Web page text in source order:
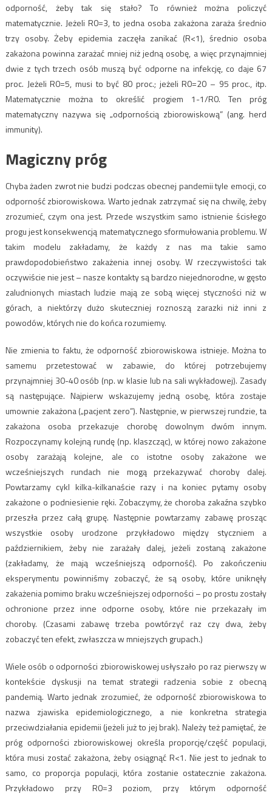
odporność, żeby tak się stało? To również można policzyć
matematycznie. Jeżeli R0=3, to jedna osoba zakażona zaraża średnio
trzy osoby. Żeby epidemia zaczęła zanikać (R<1), średnio osoba
zakażona powinna zarażać mniej niż jedną osobę, a więc przynajmniej
dwie z tych trzech osób muszą być odporne na infekcję, co daje 67
proc. Jeżeli R0=5, musi to być 80 proc.; jeżeli R0=20 – 95 proc., itp.
Matematycznie można to określić progiem 1-1/R0. Ten próg
matematyczny nazywa się „odpornością zbiorowiskową” (ang. herd
immunity).
Magiczny próg
Chyba żaden zwrot nie budzi podczas obecnej pandemii tyle emocji, co
odporność zbiorowiskowa. Warto jednak zatrzymać się na chwilę, żeby
zrozumieć, czym ona jest. Przede wszystkim samo istnienie ścisłego
progu jest konsekwencją matematycznego sformułowania problemu. W
takim modelu zakładamy, że każdy z nas ma takie samo
prawdopodobieństwo zakażenia innej osoby. W rzeczywistości tak
oczywiście nie jest – nasze kontakty są bardzo niejednorodne, w gęsto
zaludnionych miastach ludzie mają ze sobą więcej styczności niż w
górach, a niektórzy dużo skuteczniej roznoszą zarazki niż inni z
powodów, których nie do końca rozumiemy.
Nie zmienia to faktu, że odporność zbiorowiskowa istnieje. Można to
samemu przetestować w zabawie, do której potrzebujemy
przynajmniej 30-40 osób (np. w klasie lub na sali wykładowej). Zasady
są następujące. Najpierw wskazujemy jedną osobę, która zostaje
umownie zakażona („pacjent zero”). Następnie, w pierwszej rundzie, ta
zakażona osoba przekazuje chorobę dowolnym dwóm innym.
Rozpoczynamy kolejną rundę (np. klaszcząc), w której nowo zakażone
osoby zarażają kolejne, ale co istotne osoby zakażone we
wcześniejszych rundach nie mogą przekazywać choroby dalej.
Powtarzamy cykl kilka-kilkanaście razy i na koniec pytamy osoby
zakażone o podniesienie ręki. Zobaczymy, że choroba zakaźna szybko
przeszła przez całą grupę. Następnie powtarzamy zabawę prosząc
wszystkie osoby urodzone przykładowo między styczniem a
październikiem, żeby nie zarażały dalej, jeżeli zostaną zakażone
(zakładamy, że mają wcześniejszą odporność). Po zakończeniu
eksperymentu powinniśmy zobaczyć, że są osoby, które uniknęły
zakażenia pomimo braku wcześniejszej odporności – po prostu zostały
ochronione przez inne odporne osoby, które nie przekazały im
choroby. (Czasami zabawę trzeba powtórzyć raz czy dwa, żeby
zobaczyć ten efekt, zwłaszcza w mniejszych grupach.)
Wiele osób o odporności zbiorowiskowej usłyszało po raz pierwszy w
kontekście dyskusji na temat strategii radzenia sobie z obecną
pandemią. Warto jednak zrozumieć, że odporność zbiorowiskowa to
nazwa zjawiska epidemiologicznego, a nie konkretna strategia
przeciwdziałania epidemii (jeżeli już to jej brak). Należy też pamiętać, że
próg odporności zbiorowiskowej określa proporcję/część populacji,
która musi zostać zakażona, żeby osiągnąć R<1. Nie jest to jednak to
samo, co proporcja populacji, która zostanie ostatecznie zakażona.
Przykładowo przy R0=3 poziom, przy którym odporność